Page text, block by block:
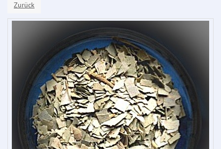
Zurück